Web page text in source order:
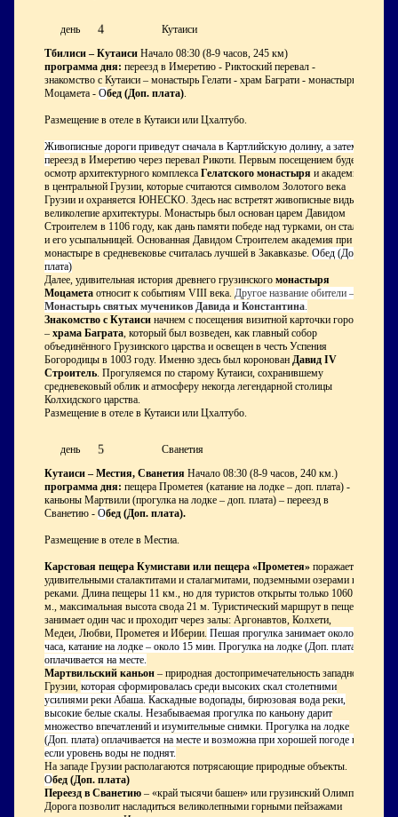
день 4
Кутаиси
Тбилиси – Кутаиси Начало 08:30 (8-9 часов, 245 км)
программа дня: переезд в Имеретию - Риктоский перевал -
знакомство с Кутаиси – монастырь Гелати - храм Баграти - монастырь
Моцамета - Обед (Доп. плата)
Размещение в отеле в Кутаиси или Цхалтубо.
Живописные дороги приведут сначала в Картлийскую долину, а затем
переезд в Имеретию через перевал Рикоти. Первым посещением будет
осмотр архитектурного комплекса Гелатского монастыря и академии
в центральной Грузии, которые считаются символом Золотого века
Грузии и охраняется ЮНЕСКО. Здесь нас встретят живописные виды и
великолепие архитектуры. Монастырь был основан царем Давидом
Строителем в 1106 году, как дань памяти победе над турками, он стал
и его усыпальницей. Основанная Давидом Строителем академия при
монастыре в средневековье считалась лучшей в Закавказье. Обед (Доп.
плата)
Далее, удивительная история древнего грузинского монастыря
Моцамета относит к событиям VIII века. Другое название обители —
Монастырь святых мучеников Давида и Константина
Знакомство с Кутаиси начнем с посещения визитной карточки города
– храма Баграта , который был возведен, как главный собор
объединённого Грузинского царства и освещен в честь Успения
Богородицы в 1003 году. Именно здесь был коронован Давид IV
Строитель . Прогуляемся по старому Кутаиси, сохранившему
средневековый облик и атмосферу некогда легендарной столицы
Колхидского царства.
Размещение в отеле в Кутаиси или Цхалтубо.
день 5
Сванетия
Кутаиси – Местия, Сванетия Начало 08:30 (8-9 часов, 240 км.)
программа дня: пещера Прометея (катание на лодке – доп. плата) -
каньоны Мартвили (прогулка на лодке – доп. плата) – переезд в
Сванетию - Обед (Доп. плата).
Размещение в отеле в Местиа.
Карстовая пещера Кумистави или пещера «Прометея» поражает
удивительными сталактитами и сталагмитами, подземными озерами и
реками. Длина пещеры 11 км., но для туристов открыты только 1060
м., максимальная высота свода 21 м. Туристический маршрут в пещере
занимает один час и проходит через залы: Аргонавтов, Колхети,
Медеи, Любви, Прометея и Иберии. Пешая прогулка занимает около
часа, катание на лодке – около 15 мин. Прогулка на лодке (Доп. плата)
оплачивается на месте.
Мартвильский каньон – природная достопримечательность западной
Грузии, которая сформировалась среди высоких скал столетними
усилиями реки Абаша. Каскадные водопады, бирюзовая вода реки,
высокие белые скалы. Незабываемая прогулка по каньону дарит
множество впечатлений и изумительные снимки. Прогулка на лодке
(Доп. плата) оплачивается на месте и возможна при хорошей погоде и,
если уровень воды не поднят.
На западе Грузии располагаются потрясающие природные объекты.
Обед (Доп. плата)
Переезд в Сванетию – «край тысячи башен» или грузинский Олимп.
Дорога позволит насладиться великолепными горными пейзажами